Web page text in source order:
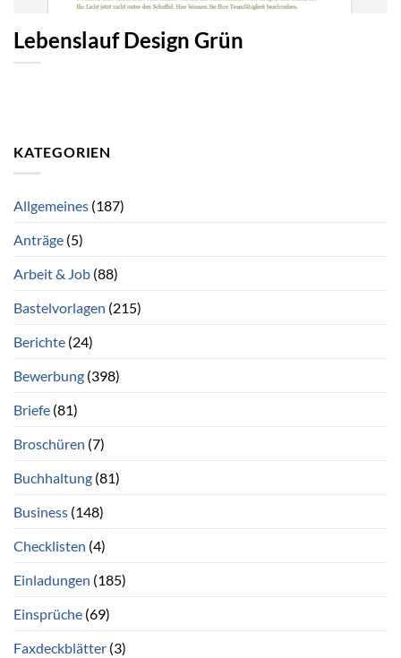
Lebenslauf Design Grün
KATEGORIEN
Allgemeines (187)
Anträge (5)
Arbeit & Job (88)
Bastelvorlagen (215)
Berichte (24)
Bewerbung (398)
Briefe (81)
Broschüren (7)
Buchhaltung (81)
Business (148)
Checklisten (4)
Einladungen (185)
Einsprüche (69)
Faxdeckblätter (3)